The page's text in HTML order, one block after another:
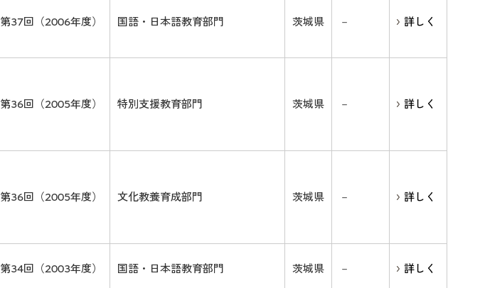
第37回（2006年度） 国語・日本語教育部門 茨城県 － 詳しく
第36回（2005年度） 特別支援教育部門 茨城県 － 詳しく
第36回（2005年度） 文化教養育成部門 茨城県 － 詳しく
第34回（2003年度） 国語・日本語教育部門 茨城県 － 詳しく